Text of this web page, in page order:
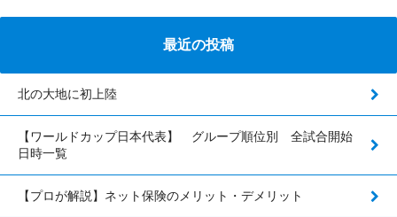
最近の投稿
北の大地に初上陸
【ワールドカップ日本代表】 グループ順位別 全試合開始
日時一覧
【プロが解説】ネット保険のメリット・デメリット